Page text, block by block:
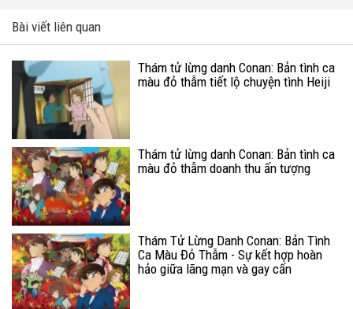
Bài viết liên quan
Thám tử lừng danh Conan: Bản tình ca
màu đỏ thẫm tiết lộ chuyện tình Heiji
Thám tử lừng danh Conan: Bản tình ca
màu đỏ thẫm doanh thu ấn tượng
Thám Tử Lừng Danh Conan: Bản Tình
Ca Màu Đỏ Thẫm - Sự kết hợp hoàn
hảo giữa lãng mạn và gay cấn